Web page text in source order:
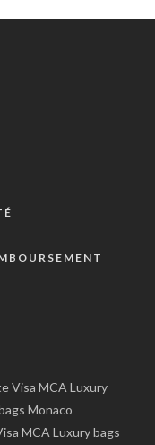
MCA Luxury bags